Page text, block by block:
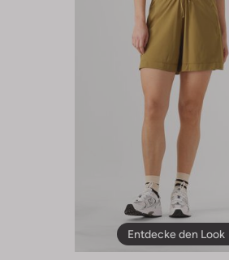
Entdecke den Look